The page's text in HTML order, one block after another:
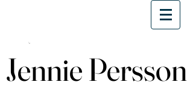
Jennie Persson
Jennie Persson